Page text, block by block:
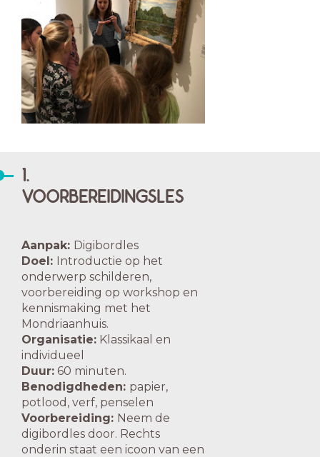
1.
VOORBEREIDINGSLES
Aanpak: Digibordles
Doel: Introductie op het
onderwerp schilderen,
voorbereiding op workshop en
kennismaking met het
Mondriaanhuis.
Organisatie: Klassikaal en
individueel
Duur: 60 minuten.
Benodigdheden: papier,
potlood, verf, penselen
Voorbereiding: Neem de
digibordles door. Rechts
onderin staat een icoon van een